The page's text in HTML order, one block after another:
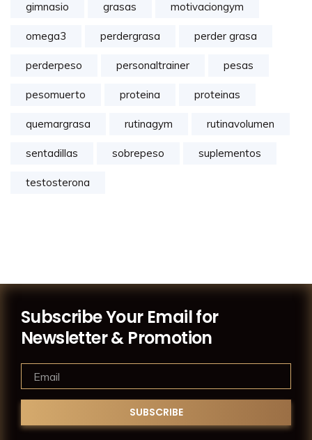
gimnasio grasas motivaciongym
omega3 perdergrasa perder grasa
perderpeso personaltrainer pesas
pesomuerto proteina proteinas
quemargrasa rutinagym rutinavolumen
sentadillas sobrepeso suplementos
testosterona
Subscribe Your Email for
Newsletter & Promotion